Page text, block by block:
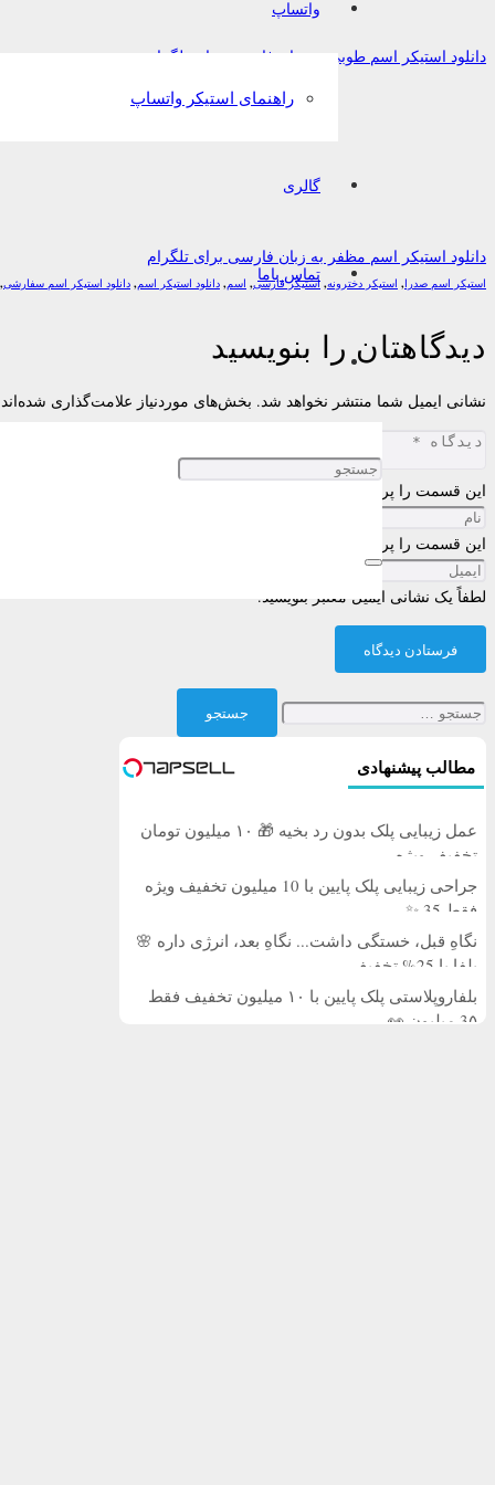
واتساپ
راهنمای استیکر واتساپ
گالری
تماس باما
دانلود استیکر اسم طوبی به زبان فارسی برای تلگرام
دانلود استیکر اسم مظفر به زبان فارسی برای تلگرام
استیکر اسم صدرا, استیکر دخترونه, استیکر فارسی, اسم, دانلود استیکر اسم, دانلود استیکر اسم سفارشی,
دیدگاهتان را بنویسید
نشانی ایمیل شما منتشر نخواهد شد. بخش‌های موردنیاز علامت‌گذاری شده‌اند
این قسمت را پر کنید
این قسمت را پر کنید
لطفاً یک نشانی ایمیل معتبر بنویسید.
فرستادن دیدگاه
جستجو
برای:
مطالب پیشنهادی
عمل زیبایی پلک بدون رد بخیه 🎁 ۱۰ میلیون تومان
تخفیف ویژه
جراحی زیبایی پلک پایین با 10 میلیون تخفیف ویژه
فقط 35 ✨
نگاهِ قبل، خستگی داشت... نگاهِ بعد، انرژی داره 🌸
بلفا با 25% تخفیف
بلفاروپلاستی پلک پایین با ۱۰ میلیون تخفیف فقط
3۵ میلیون 👀